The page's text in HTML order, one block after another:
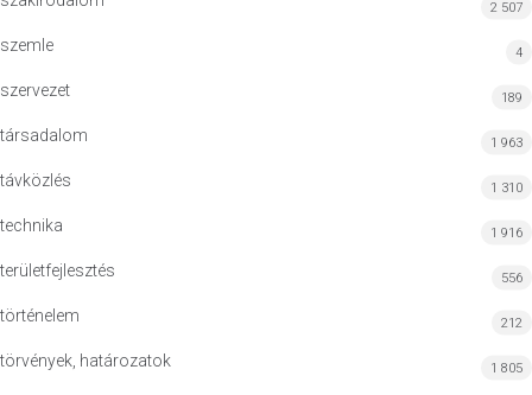
2 507
szemle 4
szervezet 189
társadalom 1 963
távközlés 1 310
technika 1 916
területfejlesztés 556
történelem 212
törvények, határozatok 1 805